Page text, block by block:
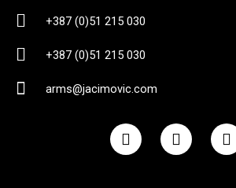
+387 (0)51 215 030
+387 (0)51 215 030
arms@jacimovic.com
F
a
c
I
n
s
Y
o
u